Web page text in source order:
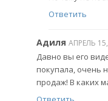
Ответить
Адиля АПРЕЛЬ
Давно вы его
покупала, очень
продаж! В каких